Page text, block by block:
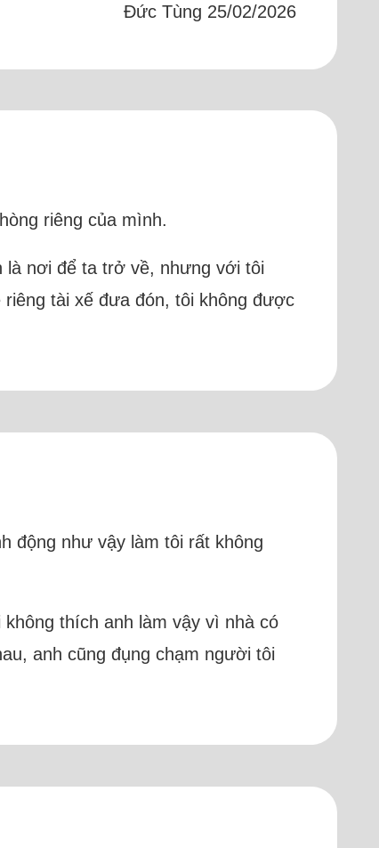
Đức Tùng 25/02/2026
riêng của mình.
là nơi để ta trở về, nhưng với tôi
tài xế đưa đón, tôi không được
động như vậy làm tôi rất không
thích anh làm vậy vì nhà có
anh cũng đụng chạm người tôi